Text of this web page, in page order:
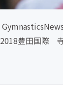
豊田国際